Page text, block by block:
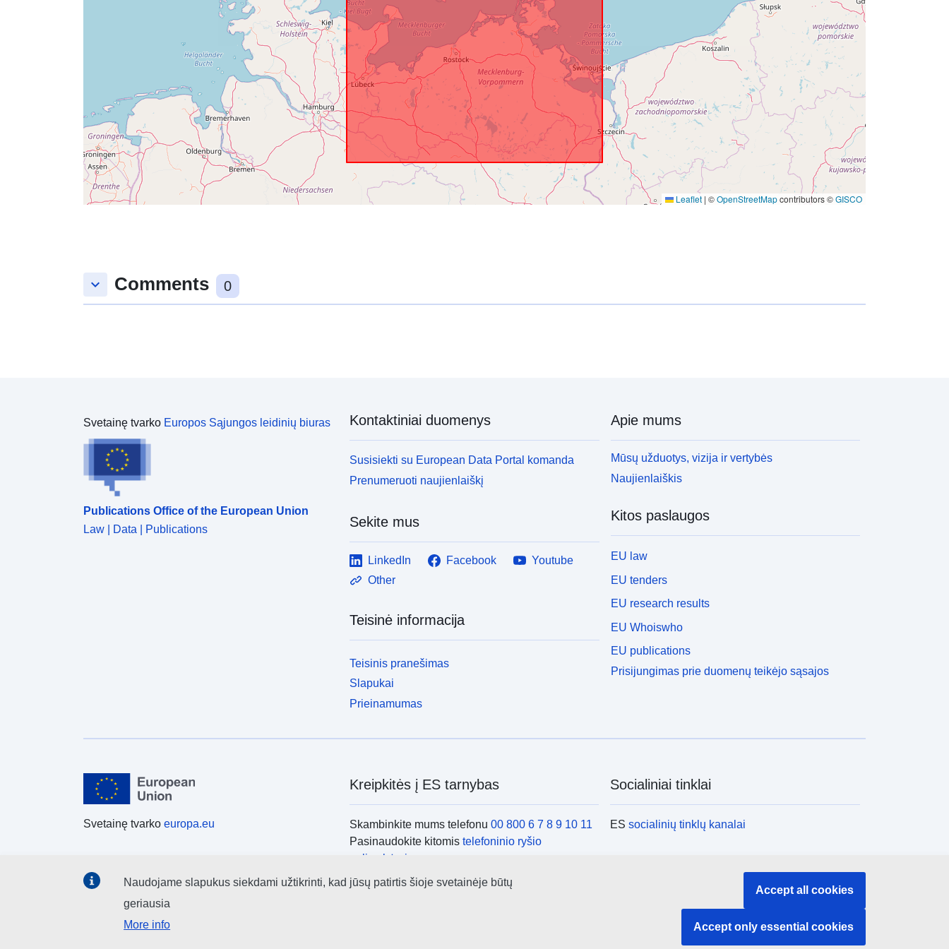
Leaflet | ©OpenStreetMapcontributors ©GISCO
Koordinatės: [ [ 10.593673,
54.68484 ], [ 14.412152, 54.68484 ],
[ 14.412152, 53.11003 ], [
10.593673, 53.11003 ], [ 10.593673,
Rūšis:
Polygon
uriRef:
http://data.europa.eu/88u/dataset/fc7
58094-1663-4a2b-a5af-
dca233b517c9
keyboard_arrow_down Comments 0
Svetainę tvarko Europos Sąjungos leidinių biuras
Publications Office of the European Union
Law | Data | Publications
Kontaktiniai duomenys
Susisiekti su European Data Portal komanda
Prenumeruoti naujienlaiškį
Sekite mus
LinkedIn Facebook
Youtube
Other
Teisinė informacija
Teisinis pranešimas
Slapukai
Prieinamumas
Apie mums
Mūsų užduotys, vizija ir vertybės
Naujienlaiškis
Kitos paslaugos
EU law
EU tenders
EU research results
EU Whoiswho
EU publications
Prisijungimas prie duomenų teikėjo sąsajos
Svetainę tvarko europa.eu
Kreipkitės į ES tarnybas
Skambinkite mums telefonu 00 800 6 7 8 9 10 11
Pasinaudokite kitomis telefoninio ryšio
galimybėmis
Rašykite mums e. paštu naudodamiesi
forma
Socialiniai tinklai
ESsocialinių tinklų kanalai
ES institucijos ir įstaigos
Naudojame slapukus siekdami užtikrinti, kad jūsų patirtis šioje svetainėje būtų
geriausia
More info
Accept all cookies
Accept only essential cookies